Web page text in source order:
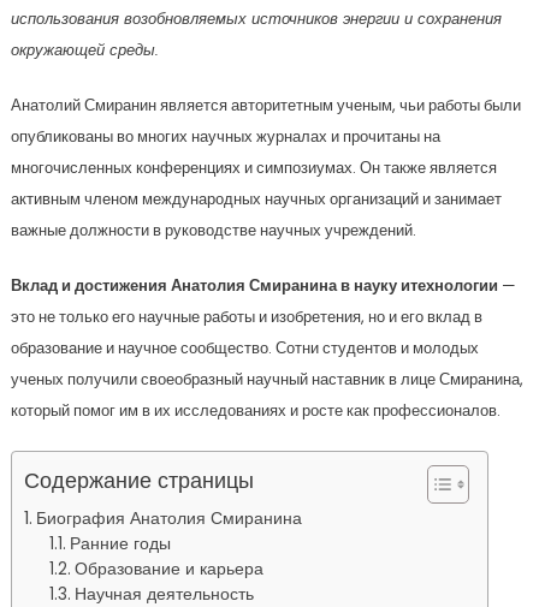
использования возобновляемых источников энергии и сохранения
окружающей среды.
Анатолий Смиранин является авторитетным ученым, чьи работы были
опубликованы во многих научных журналах и прочитаны на
многочисленных конференциях и симпозиумах. Он также является
активным членом международных научных организаций и занимает
важные должности в руководстве научных учреждений.
Вклад и достижения Анатолия Смиранина в науку итехнологии —
это не только его научные работы и изобретения, но и его вклад в
образование и научное сообщество. Сотни студентов и молодых
ученых получили своеобразный научный наставник в лице Смиранина,
который помог им в их исследованиях и росте как профессионалов.
Содержание страницы
Биография Анатолия Смиранина
Ранние годы
Образование и карьера
Научная деятельность